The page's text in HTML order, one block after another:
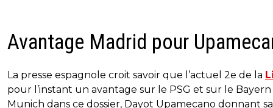
Avantage Madrid pour
La presse espagnole croit savoir que l’actuel 2e de la
pour l’instant un avantage sur le PSG et sur le Bayern
Munich dans ce dossier, Dayot Upamecano donnant sa